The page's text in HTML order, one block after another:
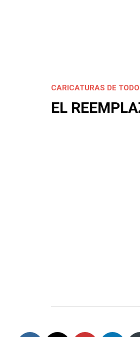
CARICATURAS DE
EL